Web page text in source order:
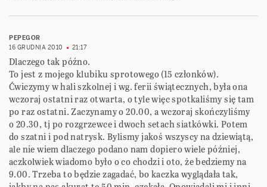
PEPEGOR
16 GRUDNIA 2010
21:17
Dlaczego tak późno.
To jest z mojego klubiku sprotowego (15 członków).
Ćwiczymy w hali szkolnej i wg. ferii świątecznych, była ona
wczoraj ostatni raz otwarta, o tyle więc spotkaliśmy się tam
po raz ostatni. Zaczynamy o 20.00, a wczoraj skończyliśmy
o 20.30, tj po rozgrzewce i dwoch setach siatkówki. Potem
do szatni i pod natrysk. Bylismy jakoś wszyscy na dziewiątą,
ale nie wiem dlaczego podano nam dopiero wiele później,
aczkolwiek wiadomo było o co chodzi i oto, że bedziemy na
9.00. Trzeba to będzie zagadać, bo kaczka wyglądała tak,